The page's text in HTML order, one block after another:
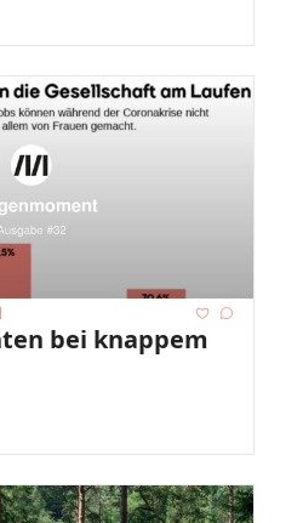
bei knappem